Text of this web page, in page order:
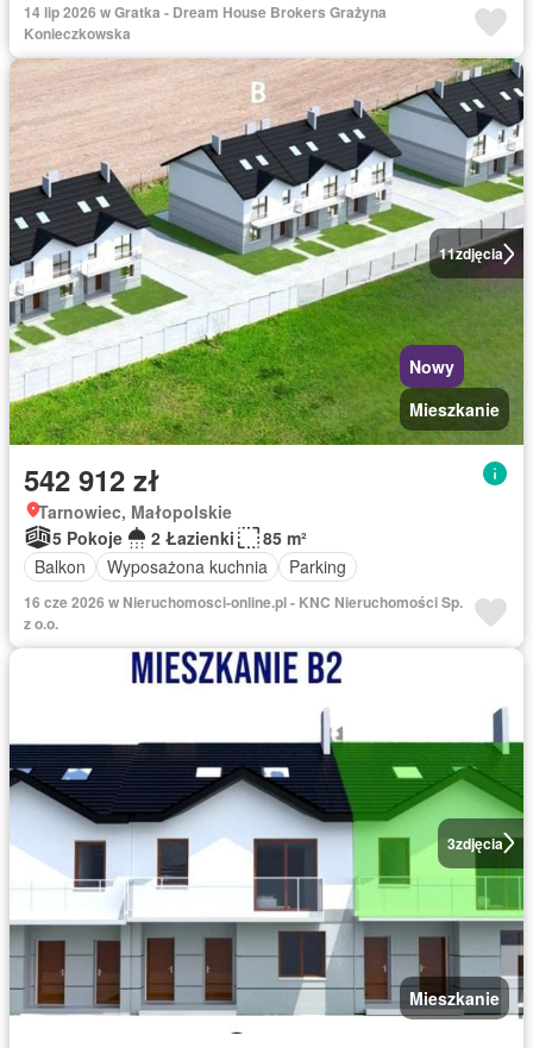
14 lip 2026 w Gratka - Dream House Brokers Grażyna
Konieczkowska
11zdjęcia
Nowy
Mieszkanie
542 912 zł
Tarnowiec, Małopolskie
5 Pokoje
2 Łazienki
85 m²
Balkon
Wyposażona kuchnia Parking
16 cze 2026 w Nieruchomosci-online.pl - KNC Nieruchomości Sp.
z o.o.
3zdjęcia
Mieszkanie